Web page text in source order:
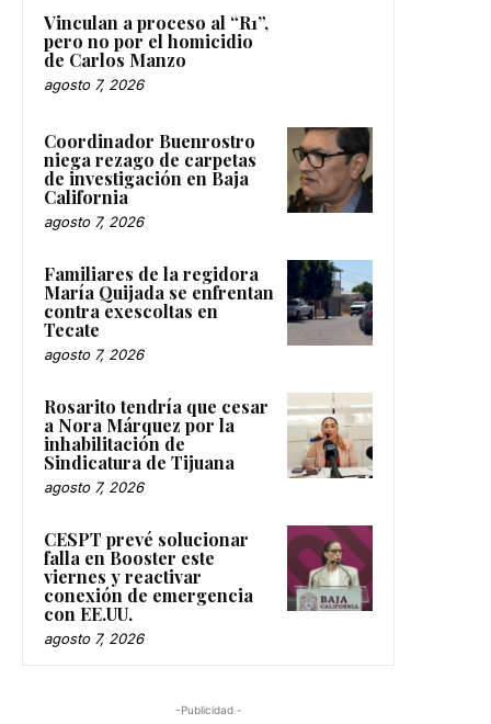
Vinculan a proceso al “R1”,
pero no por el homicidio
de Carlos Manzo
agosto 7, 2026
Coordinador Buenrostro
niega rezago de carpetas
de investigación en Baja
California
agosto 7, 2026
Familiares de la regidora
María Quijada se enfrentan
contra exescoltas en
Tecate
agosto 7, 2026
Rosarito tendría que cesar
a Nora Márquez por la
inhabilitación de
Sindicatura de Tijuana
agosto 7, 2026
CESPT prevé solucionar
falla en Booster este
viernes y reactivar
conexión de emergencia
con EE.UU.
agosto 7, 2026
-Publicidad -